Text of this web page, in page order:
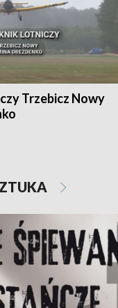
Trzebicz Nowy